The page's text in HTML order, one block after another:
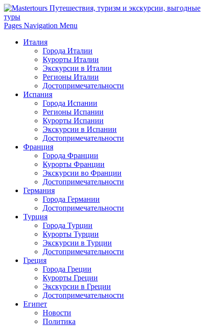
Pages Navigation Menu
Италия
Города Италии
Курорты Италии
Экскурсии в Италии
Регионы Италии
Достопримечательности
Испания
Города Испании
Регионы Испании
Курорты Испании
Экскурсии в Испании
Достопримечательности
Франция
Города Франции
Курорты Франции
Экскурсии во Франции
Достопримечательности
Германия
Города Германии
Достопримечательности
Турция
Города Турции
Курорты Турции
Экскурсии в Турции
Достопримечательности
Греция
Города Греции
Курорты Греции
Экскурсии в Греции
Достопримечательности
Египет
Новости
Политика